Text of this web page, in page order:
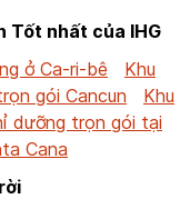
Tốt nhất của IHG
ở Ca-ri-bê
Khu
gói Cancun
Khu
dưỡng trọn gói tại
Cana